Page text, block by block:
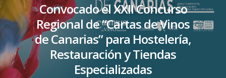
Convocado el XXII Concurso
Regional de “Cartas de Vinos
de Canarias” para Hostelería,
Restauración y Tiendas
Especializadas